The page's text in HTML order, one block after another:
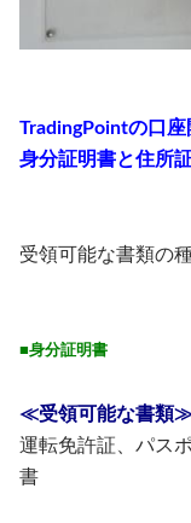
TradingPointの口座
身分証明書と住所
受領可能な書類の
■身分証明書
≪受領可能な書類
運転免許証、パス
書